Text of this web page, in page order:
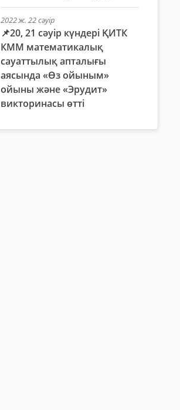
2022 ж. 22 сәуір
📌20, 21 сәуір күндері ҚИТК
КММ математикалық
сауаттылық апталығы
аясында «Өз ойыным»
ойыны және «Эрудит»
викторинасы өтті